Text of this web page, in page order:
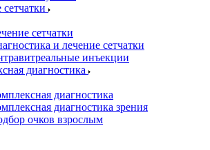
сетчатки
и лечение сетчатки
инъекции
диагностика
диагностика
диагностика зрения
очков взрослым